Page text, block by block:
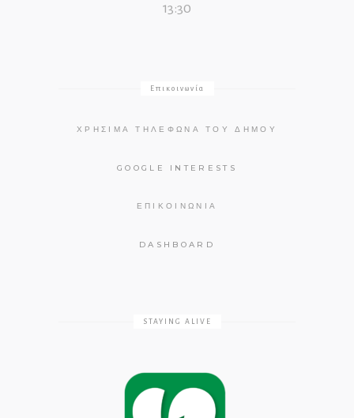
13:30
Επικοινωνία
ΧΡΉΣΙΜΑ ΤΗΛΈΦΩΝΑ ΤΟΥ ΔΉΜΟΥ
GOOGLE INTERESTS
ΕΠΙΚΟΙΝΩΝΊΑ
DASHBOARD
STAYING ALIVE